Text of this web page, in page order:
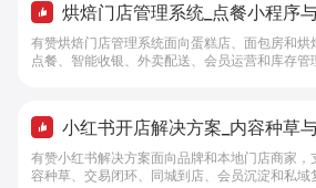
烘焙门店管理系统_点餐小程序
具 - 做生意, 找有赞
有赞烘焙门店管理系统面向蛋糕店、面包房和
点餐、智能收银、外卖配送、会员运营和库存管
小红书开店解决方案_内容种草
化工具 - 做生意, 找有赞
有赞小红书解决方案面向品牌和本地门店商家，
容种草、交易闭环、同城到店、会员沉淀和私域